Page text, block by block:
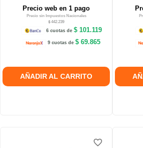
Precio web en 1 pago
Precio sin Impuestos Nacionales
$ 442.239
6 cuotas de$ 101.119
9 cuotas de$ 69.865
AÑADIR AL CARRITO
favorite_border
favorite_border
favorite_border